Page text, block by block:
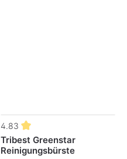
Tribest Greenstar
Reinigungsbürste
4.83